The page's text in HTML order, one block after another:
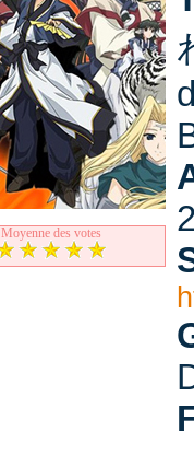
Moyenne des votes